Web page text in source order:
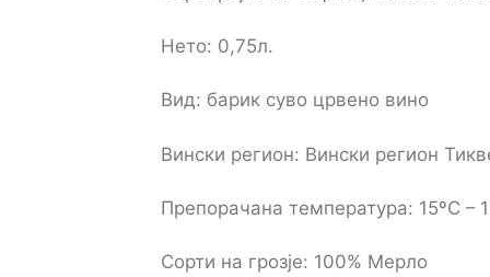
Нето: 0,75л.
Вид: барик суво црвено вино
Вински регион: Вински регион
Препорачана температура: 15ºC –
Сорти на грозје: 100% Мерло